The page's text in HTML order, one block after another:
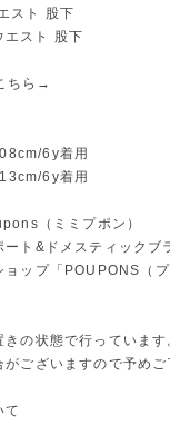
スト 股下
スト 股下
ちら→
6y着用
6y着用
（ミミプポン）
ート&ドメスティックブ
ョップ「POUPONS（
の状態で行っていま
ございますので予めご
て